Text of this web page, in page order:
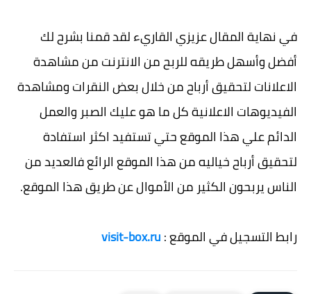
في نهاية المقال عزيزي القاريء لقد قمنا بشرح لك
أفضل وأسهل طريقه للربح من الانترنت من مشاهدة
الاعلانات لتحقيق أرباح من خلال بعض النقرات ومشاهدة
الفيديوهات الاعلانية كل ما هو عليك الصبر والعمل
الدائم علي هذا الموقع حتي تستفيد اكثر استفادة
لتحقيق أرباح خياليه من هذا الموقع الرائع فالعديد من
الناس يربحون الكثير من الأموال عن طريق هذا الموقع.
رابط التسجيل في الموقع :visit-box.ru